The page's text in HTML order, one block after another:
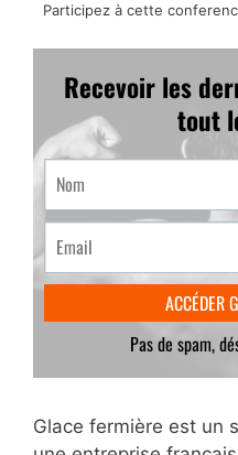
Participez à cette
Glace fermière est un